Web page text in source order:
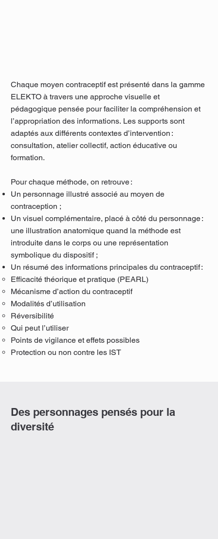
Chaque moyen contraceptif est présenté dans la gamme
ELEKTO à travers une approche visuelle et
pédagogique pensée pour faciliter la compréhension et
l’appropriation des informations. Les supports sont
adaptés aux différents contextes d’intervention :
consultation, atelier collectif, action éducative ou
formation.
Pour chaque méthode, on retrouve :
Un personnage illustré associé au moyen de
contraception ;
Un visuel complémentaire, placé à côté du personnage :
une illustration anatomique quand la méthode est
introduite dans le corps ou une représentation
symbolique du dispositif ;
Un résumé des informations principales du contraceptif :​
Efficacité théorique et pratique (PEARL)
Mécanisme d’action du contraceptif
Modalités d’utilisation
Réversibilité
Qui peut l’utiliser
Points de vigilance et effets possibles
Protection ou non contre les IST
Des personnages pensés pour la
diversité